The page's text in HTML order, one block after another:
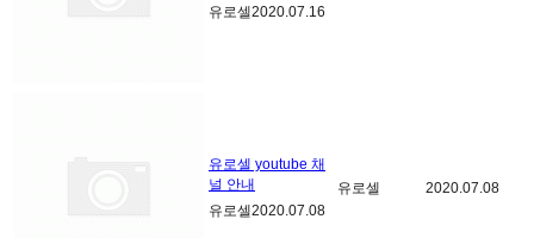
유로셀2020.07.16
유로셀 youtube 채
널 안내
유로셀2020.07.08
유로셀 2020.07.08